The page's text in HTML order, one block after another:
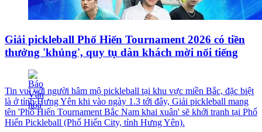
Giải pickleball Phố Hiến Tournament 2026 có tiền
thưởng 'khủng', quy tụ dàn khách mời nổi tiếng
Tin vui với người hâm mộ pickleball tại khu vực miền Bắc, đặc biệt
là ở tỉnh Hưng Yên khi vào ngày 1.3 tới đây, Giải pickleball mang
tên 'Phố Hiến Tournament Bắc Nam khai xuân' sẽ khởi tranh tại Phố
Hiến Pickleball (Phố Hiến City, tỉnh Hưng Yên).